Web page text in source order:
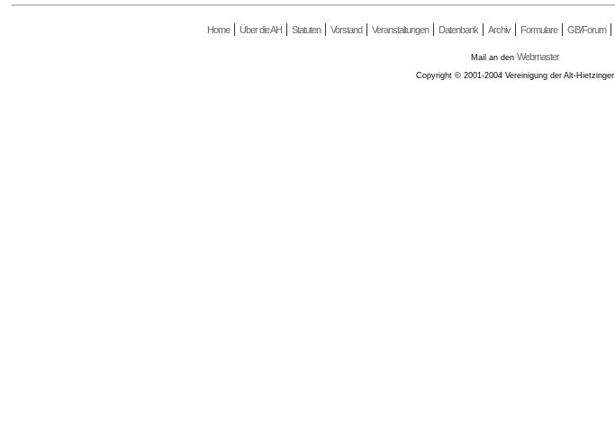
Home| Über die AH| Statuten| Vorstand| Veranstaltungen| Datenbank| Archiv| Formulare| GB/Forum|
Mail an den Webmaster
Copyright © 2001-2004 Vereinigung der Alt-Hietzinger